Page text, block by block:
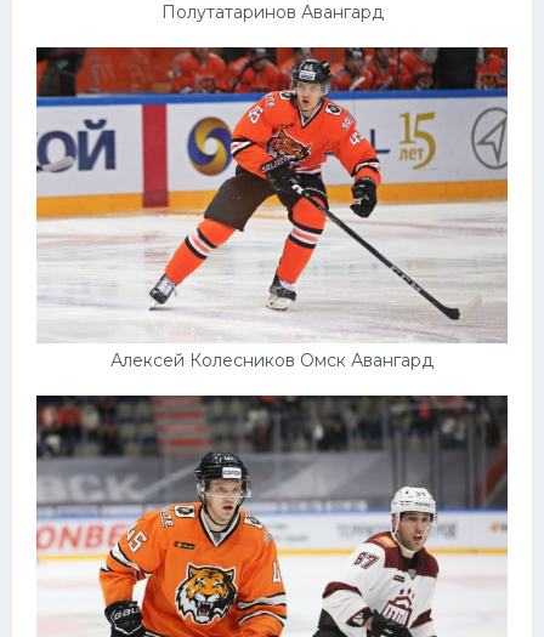
Полутатаринов Авангард
Алексей Колесников Омск Авангард